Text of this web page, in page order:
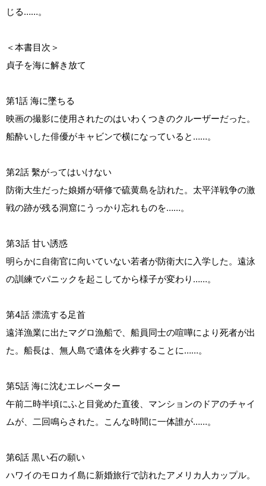
じる……。
＜本書目次＞
貞子を海に解き放て
第1話 海に墜ちる
映画の撮影に使用されたのはいわくつきのクルーザーだった。
船酔いした俳優がキャビンで横になっていると……。
第2話 繫がってはいけない
防衛大生だった娘婿が研修で硫黄島を訪れた。太平洋戦争の激
戦の跡が残る洞窟にうっかり忘れものを……。
第3話 甘い誘惑
明らかに自衛官に向いていない若者が防衛大に入学した。遠泳
の訓練でパニックを起こしてから様子が変わり……。
第4話 漂流する足首
遠洋漁業に出たマグロ漁船で、船員同士の喧嘩により死者が出
た。船長は、無人島で遺体を火葬することに……。
第5話 海に沈むエレベーター
午前二時半頃にふと目覚めた直後、マンションのドアのチャイ
ムが、二回鳴らされた。こんな時間に一体誰が……。
第6話 黒い石の願い
ハワイのモロカイ島に新婚旅行で訪れたアメリカ人カップル。